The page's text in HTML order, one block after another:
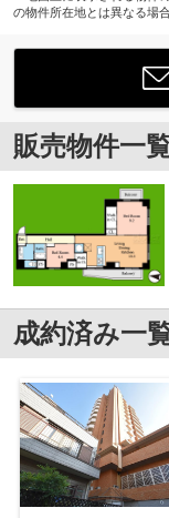
の物件所在地とは異なる場
販売物件一
成約済み一